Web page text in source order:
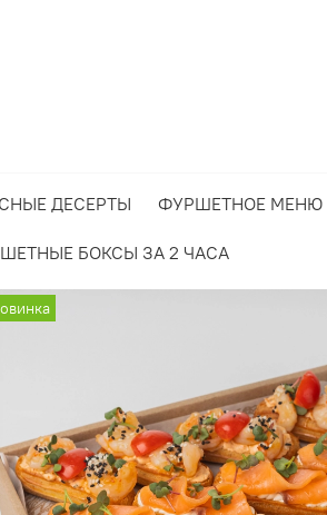
ДЕСЕРТЫ ФУРШЕТНОЕ МЕНЮ
БОКСЫ ЗА 2 ЧАСА